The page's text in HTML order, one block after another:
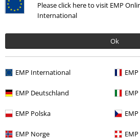
Please click here to visit EMP
International
Ok
EMP International
EMP Deutschland
EMP Polska
EMP Norge